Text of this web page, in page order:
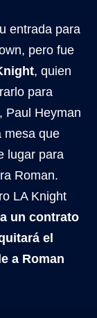
entrada para
pero fue
, quien
para
Paul Heyman
mesa que
lugar para
Roman.
LA Knight
un contrato
el
a Roman